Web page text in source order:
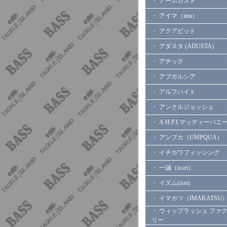
・ アイマ（ima）
・ アクアビット
・ アダスタ (ADUSTA)
・ アチック
・ アブガルシア
・ アルフハイト
・ アンクルジョッシュ
・ A.H.P.Lマッディーバニー
・ アンプカ（UMPQUA）
・ イチカワフィッシング
・ 一誠（issei）
・ イズム(ism)
・ イマカツ（IMAKATSU）
・ ウィップラッシュ ファ
リー